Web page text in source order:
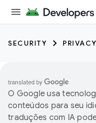
SECURITY PRIVACY
O Google usa
conteúdos para seu
traduções com IA